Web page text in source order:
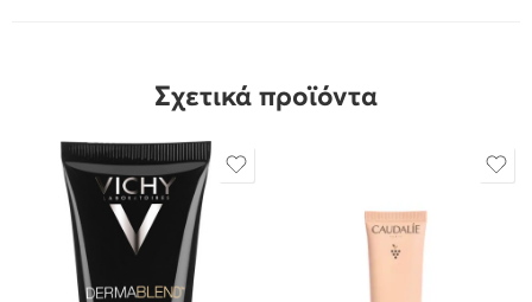
Σχετικά προϊόντα